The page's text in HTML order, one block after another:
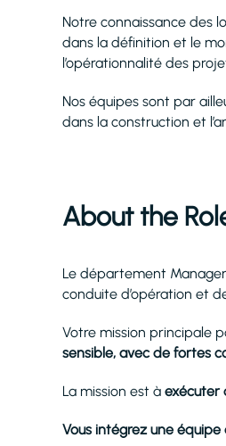
Notre connaissance des
dans la définition et le
l’opérationnalité des
Nos équipes sont par
dans la construction et
About the
Le département
conduite d’opération et
Votre mission principale
sensible, avec de fortes
La mission est à exécuter
Vous intégrez une